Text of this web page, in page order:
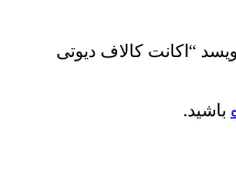
“اکانت کالاف دیوتی
باشید.